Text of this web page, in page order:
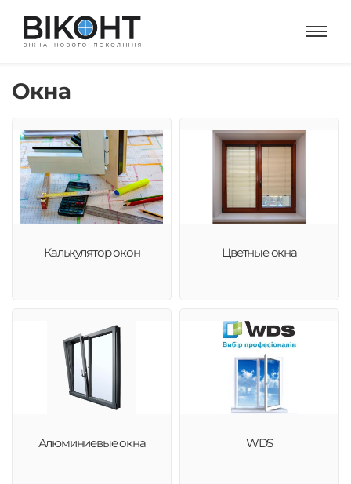
Окна
Калькулятор окон Цветные окна
Алюминиевые окна WDS